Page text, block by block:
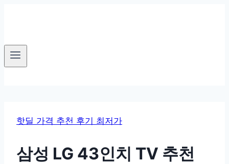
핫딜 가격 추천 후기 최저가
삼성 LG 43인치 TV 추천